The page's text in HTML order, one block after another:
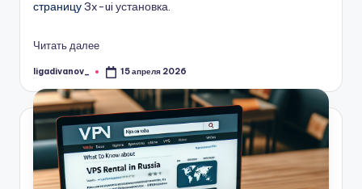
страницу3x-ui установка.
Читать далее
Запись
ligadivanov_ 15 апреля 2026